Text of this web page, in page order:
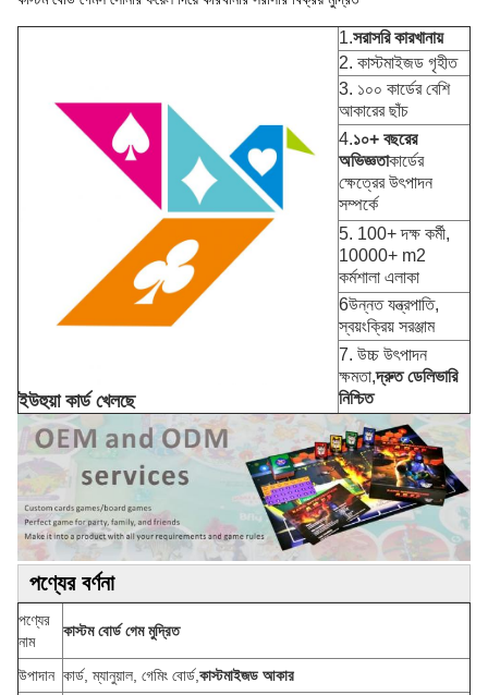
ইউহুয়া কার্ড খেলছে
1.সরাসরি কারখানায়
2. কাস্টমাইজড গৃহীত
3. ১০০ কার্ডের বেশি
আকারের ছাঁচ
4.১০+ বছরের
অভিজ্ঞতাকার্ডের
ক্ষেত্রের উৎপাদন
সম্পর্কে
5. 100+ দক্ষ কর্মী,
10000+ m2
কর্মশালা এলাকা
6উন্নত যন্ত্রপাতি,
স্বয়ংক্রিয় সরঞ্জাম
7. উচ্চ উৎপাদন
ক্ষমতা,দ্রুত ডেলিভারি
নিশ্চিত
পণ্যের বর্ণনা
পণ্যের
নাম
কাস্টম বোর্ড গেম মুদ্রিত
উপাদান কার্ড, ম্যানুয়াল, গেমিং বোর্ড,কাস্টমাইজড আকার